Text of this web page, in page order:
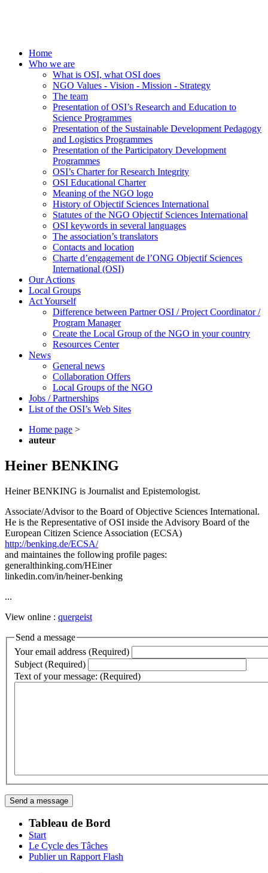
Home
Who we are
What is OSI, what OSI does
NGO Values - Vision - Mission - Strategy
The team
Presentation of OSI’s Research and Education to
Science Programmes
Presentation of the Sustainable Development Pedagogy
and Logistics Programmes
Presentation of the Participatory Development
Programmes
OSI’s Charter for Research Integrity
OSI Educational Charter
Meaning of the NGO logo
History of Objectif Sciences International
Statutes of the NGO Objectif Sciences International
OSI keywords in several languages
The association’s translators
Contacts and location
Charte d’engagement de l’ONG Objectif Sciences
International (OSI)
Our Actions
Local Groups
Act Yourself
Difference between Partner OSI / Project Coordinator /
Program Manager
Create the Local Group of the NGO in your country
Resources Center
News
General news
Collaboration Offers
Local Groups of the NGO
Jobs / Partnerships
List of the OSI’s Web Sites
Home page >
auteur
Heiner BENKING
Heiner BENKING is Journalist and Epistemologist.
Associate/Advisor to the Board of Objective Sciences International.
He is the Representative of OSI inside the Advisory Board of the
European Citizen Science Association (ECSA)
http://benking.de/ECSA/
and maintaines the following profile pages:
generalthinking.com/HEiner
linkedin.com/in/heiner-benking
...
View online : quergeist
Send a message
Your email address (Required)
Subject (Required)
Text of your message: (Required)
Tableau de Bord
Start
Le Cycle des Tâches
Publier un Rapport Flash